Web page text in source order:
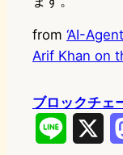
from ‘AI-
Arif Khan on
ブロックチェ